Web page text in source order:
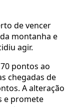
de vencer
montanha e
agir.
pontos ao
chegadas de
A alteração
e promete